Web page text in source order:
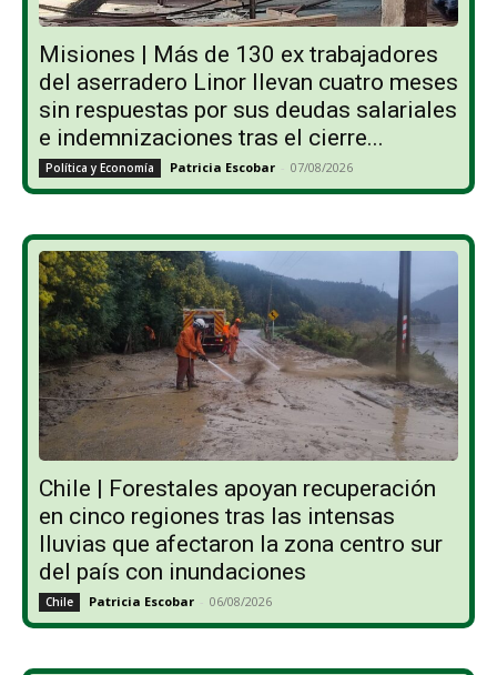
Misiones | Más de 130 ex trabajadores
del aserradero Linor llevan cuatro meses
sin respuestas por sus deudas salariales
e indemnizaciones tras el cierre...
Política y Economía Patricia Escobar - 07/08/2026
Chile | Forestales apoyan recuperación
en cinco regiones tras las intensas
lluvias que afectaron la zona centro sur
del país con inundaciones
Chile Patricia Escobar - 06/08/2026